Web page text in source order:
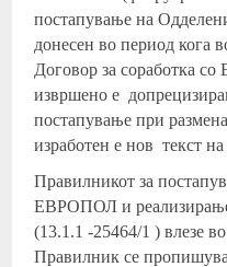
постапување на
донесен во период кога
Договор за соработка
извршено е
постапување при
изработен е нов текст
Правилникот за
ЕВРОПОЛ и
(13.1.1 -25464/1 ) влезе
Правилник се